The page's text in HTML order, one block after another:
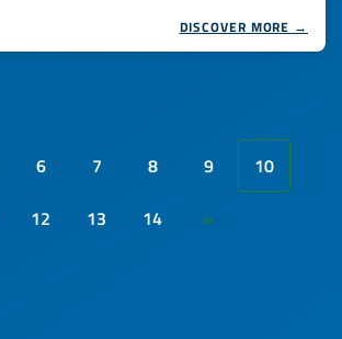
DISCOVER MORE →
6 7 8 9
10
12 13 14 »